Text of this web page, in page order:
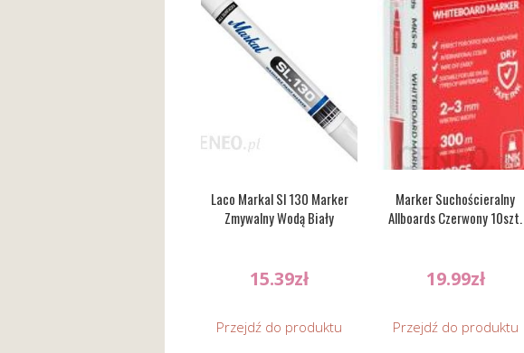
Laco Markal Sl 130 Marker
Zmywalny Wodą Biały
15.39zł
Przejdź do produktu
Marker Suchościeralny
Allboards Czerwony 10szt.
19.99zł
Przejdź do produktu